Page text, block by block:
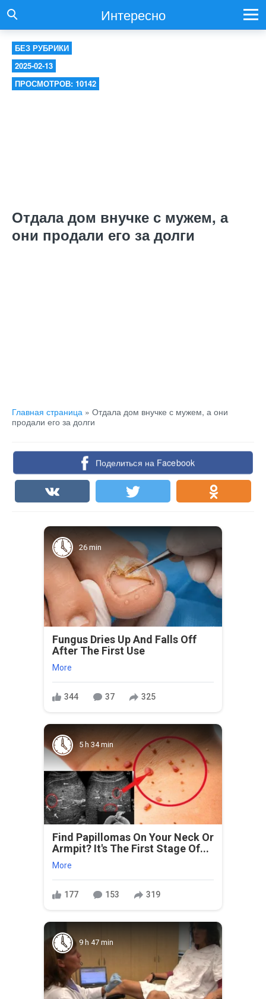
Интересно
БЕЗ РУБРИКИ
2025-02-13
ПРОСМОТРОВ: 10142
Отдала дом внучке с мужем, а
они продали его за долги
Главная страница » Отдала дом внучке с мужем, а они
продали его за долги
Поделиться на Facebook
26 min
Fungus Dries Up And Falls Off
After The First Use
More
344 37 325
5 h 34 min
Find Papillomas On Your Neck Or
Armpit? It's The First Stage Of...
More
177 153 319
9 h 47 min